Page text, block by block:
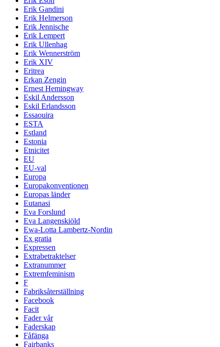
Erik Gandini
Erik Helmerson
Erik Jennische
Erik Lempert
Erik Ullenhag
Erik Wennerström
Erik XIV
Eritrea
Erkan Zengin
Ernest Hemingway
Eskil Andersson
Eskil Erlandsson
Essaouira
ESTA
Estland
Estonia
Etnicitet
EU
EU-val
Europa
Europakonventionen
Europas länder
Eutanasi
Eva Forslund
Eva Langenskiöld
Ewa-Lotta Lambertz-Nordin
Ex gratia
Expressen
Extrabetraktelser
Extranummer
Extremfeminism
F
Fabriksåterställning
Facebook
Facit
Fader vår
Faderskap
Fåfänga
Fairbanks